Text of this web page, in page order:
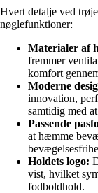
Hvert detalje ved
nøglefunktioner:
Materialer af
fremmer
komfort
Moderne
innovation,
samtidig med
Passende
at hæmme
Holdets logo:
vist, hvilket
fodboldhold.